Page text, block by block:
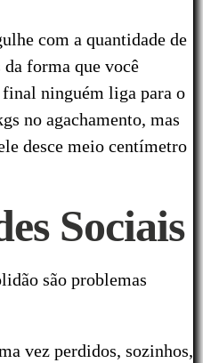
com a quantidade de
da forma que você
ninguém liga para o
no agachamento, mas
desce meio centímetro
Sociais
são problemas
vez perdidos, sozinhos,